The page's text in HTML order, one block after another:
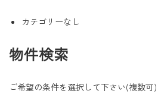
カテゴリーなし
物件検索
ご希望の条件を選択して下さい(複数可)